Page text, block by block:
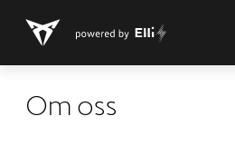
Om oss